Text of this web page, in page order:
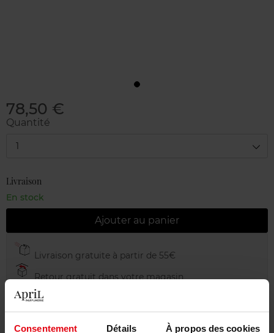
Consentement Détails À propos des cookies
78,50 €
Quantité
1
Livraison
En stock
Ajouter au panier
Livraison gratuite à partir de 55€
Retour gratuit dans votre magasin
Emballage cadeau offert